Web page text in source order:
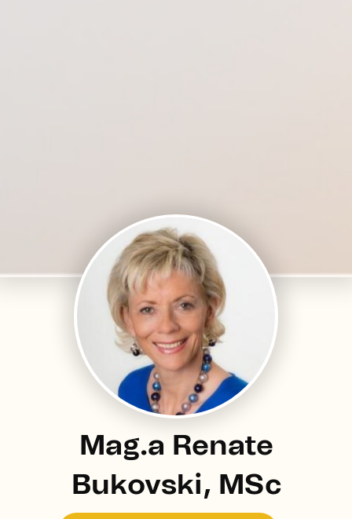
Mag.a Renate
Bukovski, MSc